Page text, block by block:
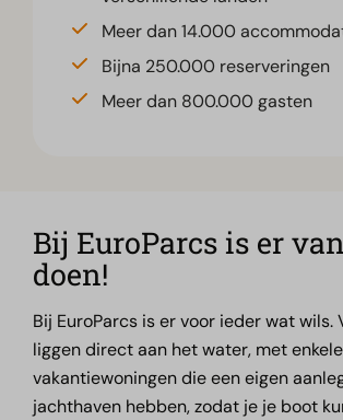
Meer dan 14.000
Bijna 250.000 reserveringen
Meer dan 800.000 gasten
Bij EuroParcs is er
doen!
Bij EuroParcs is er voor ieder wat wils.
liggen direct aan het water, met enkele
vakantiewoningen die een eigen
jachthaven hebben, zodat je je boot